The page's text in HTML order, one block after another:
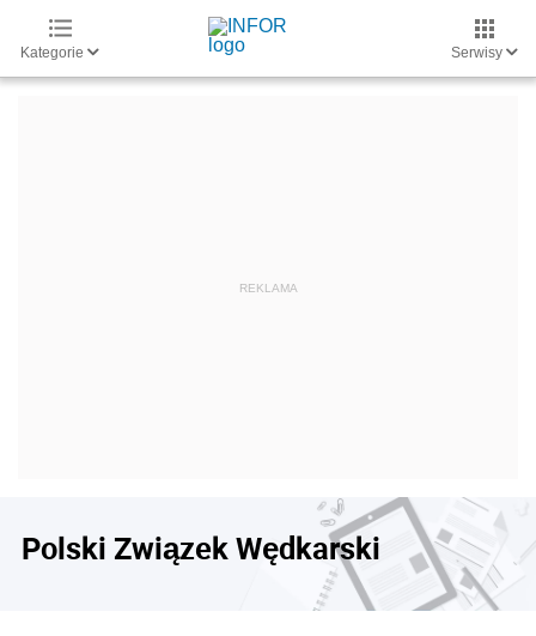
Kategorie Serwisy
Polski Związek Wędkarski